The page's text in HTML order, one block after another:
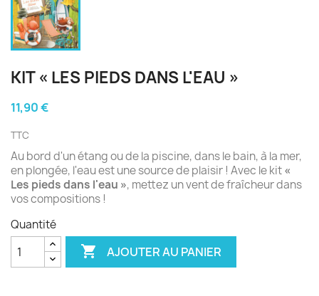
KIT « LES PIEDS DANS L'EAU »
11,90 €
TTC
Au bord d'un étang ou de la piscine, dans le bain, à la mer,
en plongée, l'eau est une source de plaisir ! Avec le kit«
Les pieds dans l'eau », mettez un vent de fraîcheur dans
vos compositions !
Quantité
 AJOUTER AU PANIER